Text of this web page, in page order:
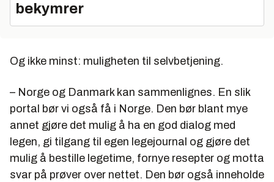
bekymrer
Og ikke minst: muligheten til selvbetjening.
– Norge og Danmark kan sammenlignes. En slik
portal bør vi også få i Norge. Den bør blant mye
annet gjøre det mulig å ha en god dialog med
legen, gi tilgang til egen legejournal og gjøre det
mulig å bestille legetime, fornye resepter og motta
svar på prøver over nettet. Den bør også inneholde